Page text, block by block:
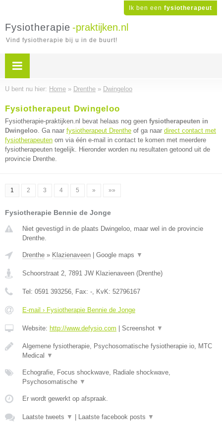
Ik ben een fysiotherapeut
Fysiotherapie -praktijken.nl
Vind fysiotherapie bij u in de buurt!
U bent nu hier: Home » Drenthe » Dwingeloo
Fysiotherapeut Dwingeloo
Fysiotherapie-praktijken.nl bevat helaas nog geen fysiotherapeuten in
Dwingeloo. Ga naar fysiotherapeut Drenthe of ga naar direct contact met
fysiotherapeuten om via één e-mail in contact te komen met meerdere
fysiotherapeuten tegelijk. Hieronder worden nu resultaten getoond uit de
provincie Drenthe.
1 2 3 4 5 » »»
Fysiotherapie Bennie de Jonge
Niet gevestigd in de plaats Dwingeloo, maar wel in de provincie
Drenthe.
Drenthe » Klazienaveen Google maps ▼
Schoorstraat 2, 7891 JW Klazienaveen (Drenthe)
Tel: 0591 393256, Fax: -, KvK: 52796167
E-mail › Fysiotherapie Bennie de Jonge
Website: http://www.defysio.com Screenshot ▼
Algemene fysiotherapie, Psychosomatische fysiotherapie io, MTC
Medical
▼
Echografie, Focus shockwave, Radiale shockwave,
Psychosomatische ▼
Er wordt gewerkt op afspraak.
Laatste tweets ▼ Laatste facebook posts ▼